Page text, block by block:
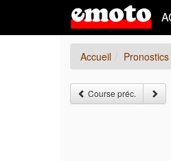
Accueil Pronostics
Course préc.